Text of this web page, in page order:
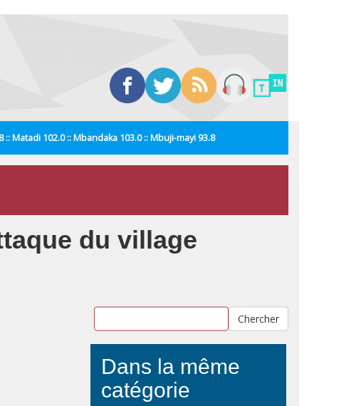
:: Matadi 102.0 :: Mbandaka 103.0 :: Mbuji-mayi 93.8
du village
Chercher
Dans la même
catégorie